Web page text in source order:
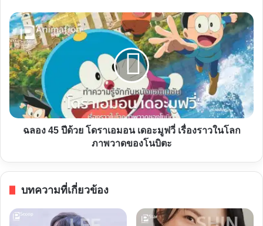
จะ
เคร
ซี่
|
ทั้ง
ฮา
และ
น่า
ฉลอง
45
ปี
ด้วย
โด
รา
เอ
มอน
เดอะ
วี่
ราว
ใน
ฉลอง 45 ปีด้วย โดราเอมอน เดอะมูฟวี่ เรื่องราวในโลก
ภาพวาดของโนบิตะ
บทความที่เกี่ยวข้อง